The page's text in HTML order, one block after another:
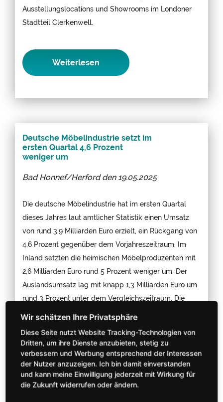
Ausstellungslocations und Showrooms im Londoner
Stadtteil Clerkenwell.
Weiterlesen
Deutsche Möbelindustrie setzt im
ersten Quartal 4,6 Prozent
weniger um
Bad Honnef/Herford den 19.05.2025
Die deutsche Möbelindustrie hat im ersten Quartal
dieses Jahres laut amtlicher Statistik einen Umsatz
von rund 3,9 Milliarden Euro erzielt, ein Rückgang von
4,6 Prozent gegenüber dem Vorjahreszeitraum. Im
Inland setzten die heimischen Möbelproduzenten mit
2,6 Milliarden Euro rund 5 Prozent weniger um. Der
Auslandsumsatz lag mit knapp 1,3 Milliarden Euro um
rund 3 Prozent unter dem Vergleichszeitraum. Die
Küchenmöbelindustrie zeigte im Auftaktquartal mit
einem vergleichsweise geringen Umsatzminus von 1,8
Prozent auf knapp 1,4 Milliarden Euro erste
Stabilisierungstendenzen, was sich auch aus dem
leicht positiven Auftragseingang im bisherigen
Diese Seite nutzt Website Tracking-Technologien von
Dritten, um ihre Dienste anzubieten, stetig zu
verbessern und Werbung entsprechend der Interessen
der Nutzer anzuzeigen. Ich bin damit einverstanden
und kann meine Einwilligung jederzeit mit Wirkung für
die Zukunft widerrufen oder ändern.